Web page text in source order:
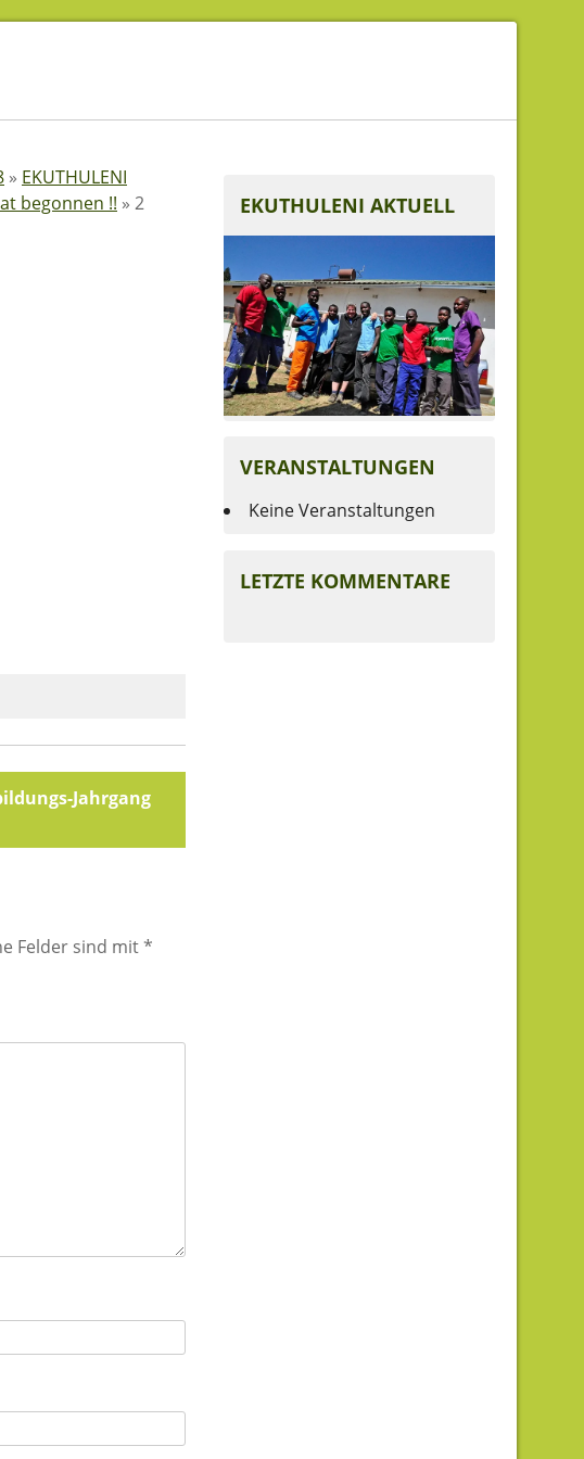
» EKUTHULENI
begonnen !! » 2
Jahrgang
Felder sind mit*
EKUTHULENI AKTUELL
VERANSTALTUNGEN
Keine Veranstaltungen
LETZTE KOMMENTARE